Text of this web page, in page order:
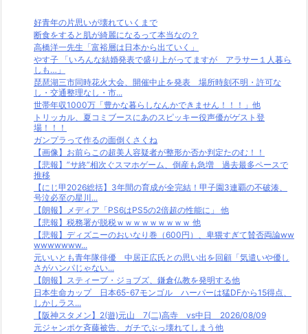
好青年の片思いが壊れていくまで
断食をすると肌が綺麗になるって本当なの？
高橋洋一先生「富裕層は日本から出ていく」
やす子 「いろんな結婚発表で盛り上がってますが アラサー１人暮ら
しも…」
琵琶湖三市同時花火大会、開催中止を発表 場所時刻不明・許可な
し・交通整理なし・市...
世帯年収1000万「豊かな暮らしなんかできません！！！」他
トリッカル、夏コミブースにあのスピッキー役声優がゲスト登
場！！！
ガンプラって作るの面倒くさくね
【画像】お前らこの超美人容疑者が整形か否か判定たのむ！！
【悲報】”サ終”相次ぐスマホゲーム、倒産も急増 過去最多ペースで
推移
【にじ甲2026総括】3年間の育成が全完結！甲子園3連覇の不破湊、
号泣必至の星川...
【朗報】メディア「PS6はPS5の2倍超の性能に」 他
【悲報】税務署が脱税ｗｗｗｗｗｗｗｗｗ 他
【悲報】ディズニーのおいなり巻（600円）、卑猥すぎて賛否両論ww
wwwwwww...
元いいとも青年隊俳優 中居正広氏との思い出を回顧「気遣いや優し
さがハンパじゃない...
【朗報】スティーブ・ジョブズ、鎌倉仏教を発明する他
日本生命カップ 日本65-67モンゴル ハーパーは猛DFから15得点、
しかしラス...
【阪神スタメン】2(遊)元山 7(二)高寺 vs中日 2026/08/09
元ジャンポケ斉藤被告、ガチでぶっ壊れてしまう他